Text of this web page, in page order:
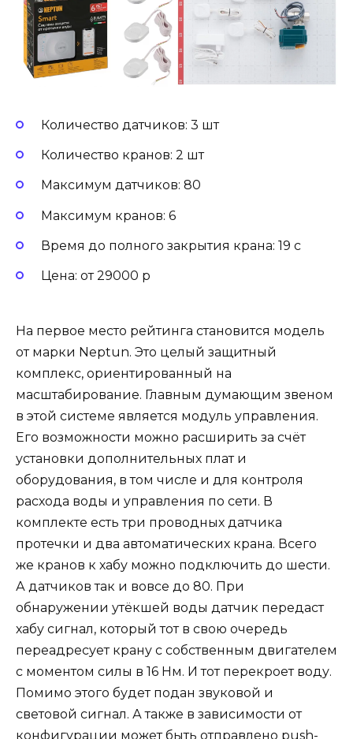
Количество датчиков: 3 шт
Количество кранов: 2 шт
Максимум датчиков: 80
Максимум кранов: 6
Время до полного закрытия крана: 19 с
Цена: от 29000 р
На первое место рейтинга становится модель
от марки Neptun. Это целый защитный
комплекс, ориентированный на
масштабирование. Главным думающим звеном
в этой системе является модуль управления.
Его возможности можно расширить за счёт
установки дополнительных плат и
оборудования, в том числе и для контроля
расхода воды и управления по сети. В
комплекте есть три проводных датчика
протечки и два автоматических крана. Всего
же кранов к хабу можно подключить до шести.
А датчиков так и вовсе до 80. При
обнаружении утёкшей воды датчик передаст
хабу сигнал, который тот в свою очередь
переадресует крану с собственным двигателем
с моментом силы в 16 Нм. И тот перекроет воду.
Помимо этого будет подан звуковой и
световой сигнал. А также в зависимости от
конфигурации может быть отправлено push-